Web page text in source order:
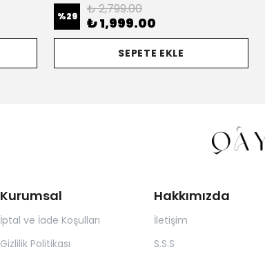
%29 ₺ 2,799.00
₺ 1,999.00
SEPETE EKLE
Kurumsal
İptal ve İade Koşulları
Gizlilik Politikası
Hakkımızda
İletişim
S.S.S